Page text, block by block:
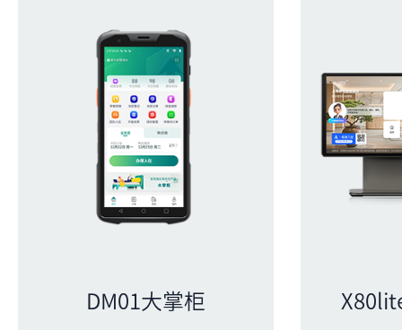
DM01大掌柜